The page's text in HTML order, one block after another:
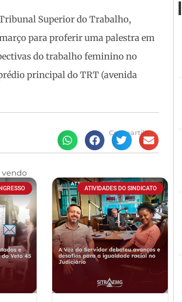
Superior do Trabalho,
para proferir uma palestraem
do trabalho feminino no
principal do TRT (avenida
Compartilhe
vendo
ATIVIDADES DO SINDICATO